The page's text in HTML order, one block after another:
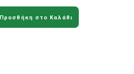
Προσθήκη στο Καλάθι